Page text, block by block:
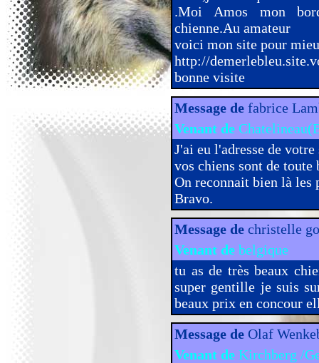
.Moi Amos mon
chienne.Au amateur
voici mon site pour
http://
bonne visite
Message de fabrice
Venant de
J'ai eu l'adresse de
vos chiens sont de toute
On reconnait bien là les
Bravo.
Message de christelle
Venant de belgique
tu as de très beaux
super gentille je suis
beaux prix en concour
Message de Olaf
Venant de Kirchberg /